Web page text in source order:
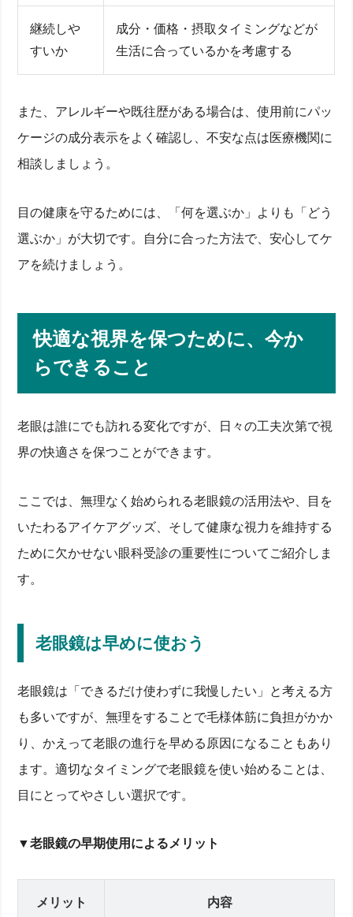
継続しや
すいか
成分・価格・摂取タイミングなどが
生活に合っているかを考慮する
また、アレルギーや既往歴がある場合は、使用前にパッ
ケージの成分表示をよく確認し、不安な点は医療機関に
相談しましょう。
目の健康を守るためには、「何を選ぶか」よりも「どう
選ぶか」が大切です。自分に合った方法で、安心してケ
アを続けましょう。
快適な視界を保つために、今か
らできること
老眼は誰にでも訪れる変化ですが、日々の工夫次第で視
界の快適さを保つことができます。
ここでは、無理なく始められる老眼鏡の活用法や、目を
いたわるアイケアグッズ、そして健康な視力を維持する
ために欠かせない眼科受診の重要性についてご紹介しま
す。
老眼鏡は早めに使おう
老眼鏡は「できるだけ使わずに我慢したい」と考える方
も多いですが、無理をすることで毛様体筋に負担がかか
り、かえって老眼の進行を早める原因になることもあり
ます。適切なタイミングで老眼鏡を使い始めることは、
目にとってやさしい選択です。
▼老眼鏡の早期使用によるメリット
メリット 内容